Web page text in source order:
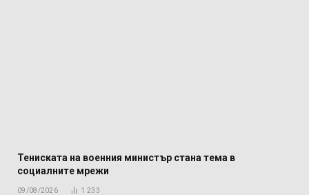
Тениската на военния министър стана тема в
социалните мрежи
09/08/2026 1 233